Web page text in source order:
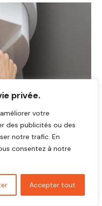
privée.
votre
des publicités ou des
notre trafic. En
consentez à notre
Accepter tout